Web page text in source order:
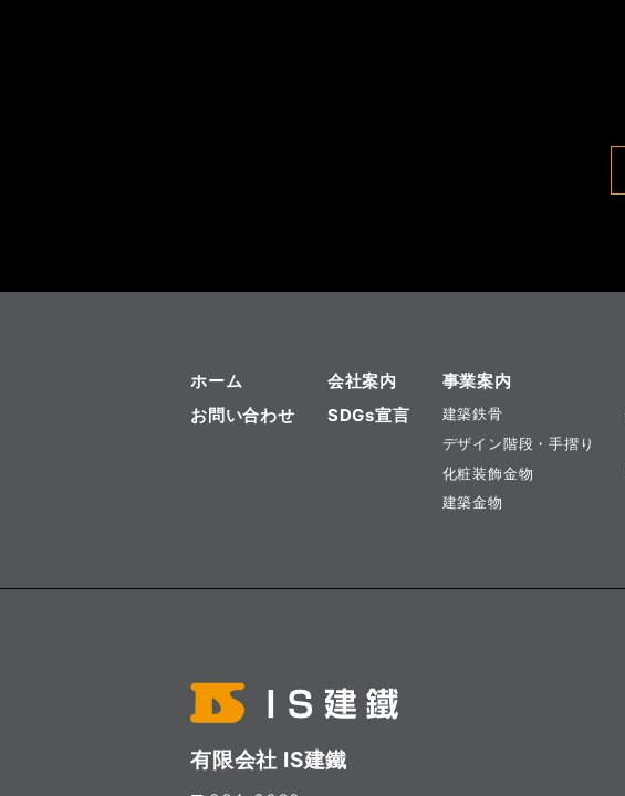
ホーム
お問い合わせ
会社案内
SDGs宣言
事業案内
建築鉄骨
デザイン階段・手摺り
化粧装飾金物
建築金物
有限会社 IS建鐵